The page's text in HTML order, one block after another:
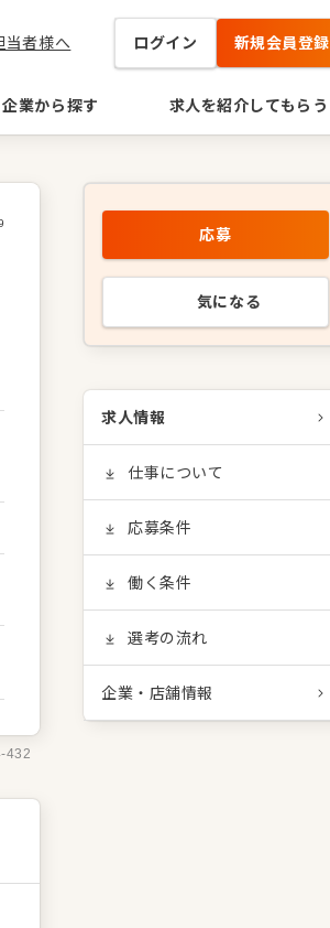
当者様へ ログイン 新規会員登録
企業から探す 求人を紹介してもらう
432
応募
気になる
求人情報
仕事について
応募条件
働く条件
選考の流れ
企業・店舗情報